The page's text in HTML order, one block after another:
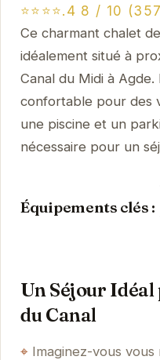
⭐⭐⭐⭐.4 8 / 10
Ce charmant chalet
idéalement situé à
Canal du Midi à
confortable pour des
une piscine et un
nécessaire pour un
Équipements clés :
Un Séjour Idéal
du Canal
Imaginez-vous